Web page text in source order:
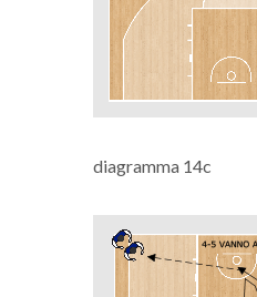
diagramma 14c